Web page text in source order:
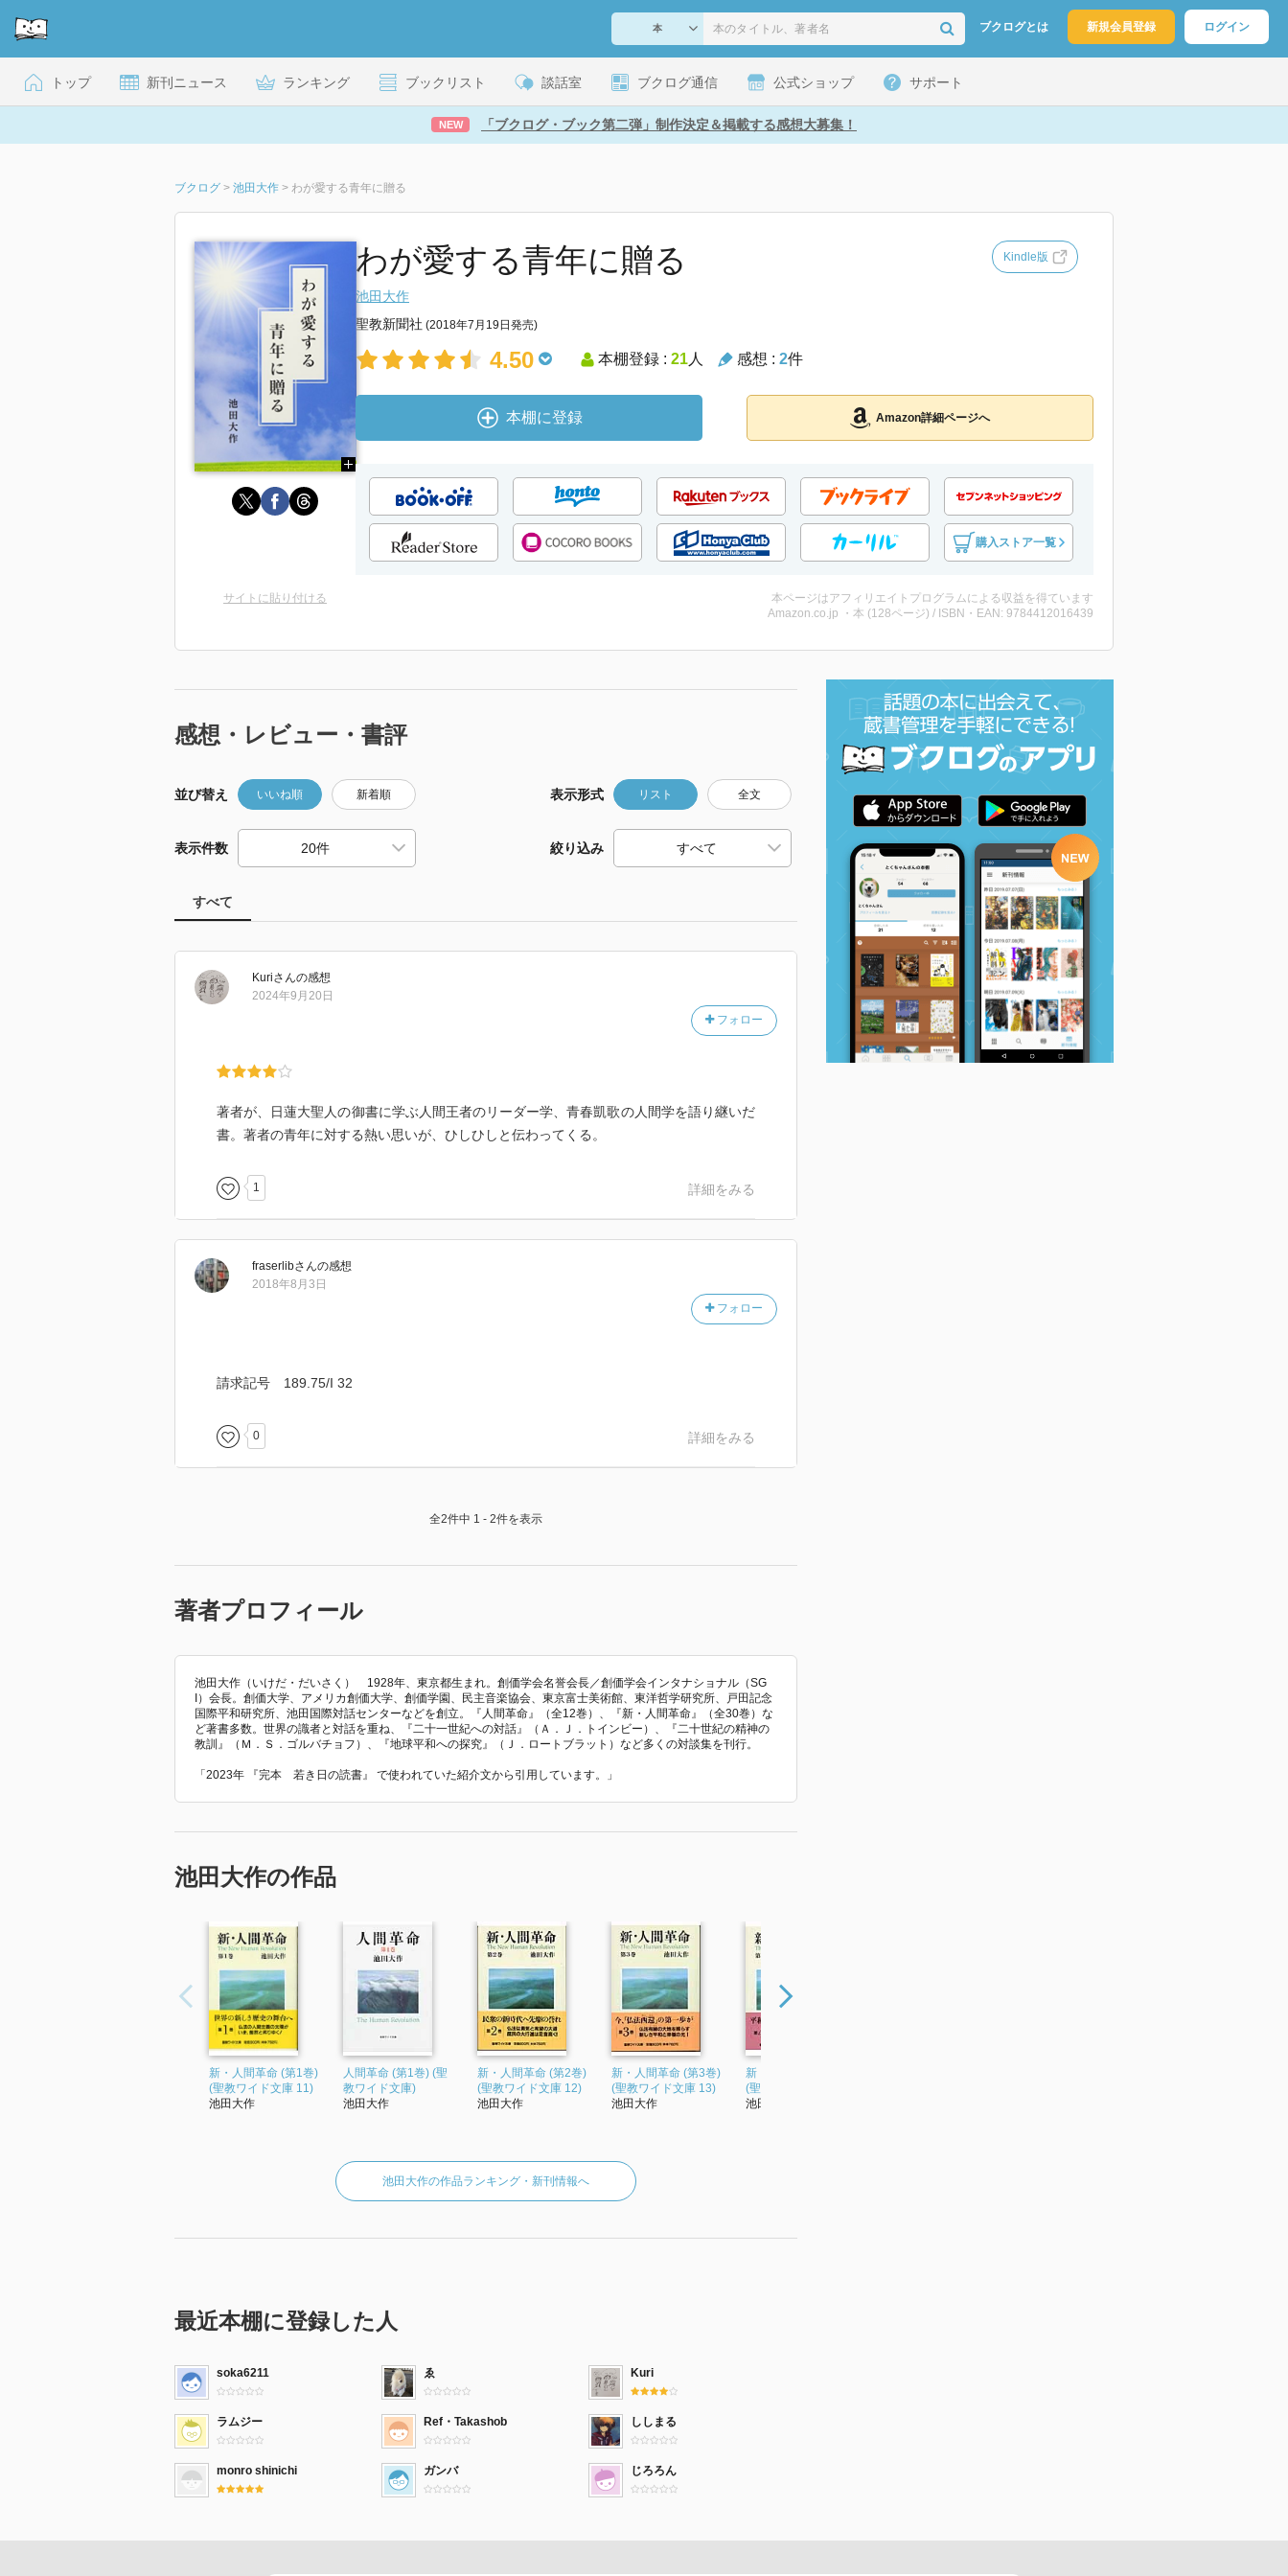
ブクログとは 新規会員登録 ログイン
トップ 新刊ニュース ランキング ブックリスト 談話室 ブクログ通信 公式ショップ サポート
NEW 「ブクログ・ブック第二弾」制作決定＆掲載する感想大募集！
ブクログ > 池田大作 > わが愛する青年に贈る
わが愛する青年に贈る Kindle版
池田大作
聖教新聞社 (2018年7月19日発売)
4.50 本棚登録 : 21人 感想 : 2件
本棚に登録 Amazon詳細ページへ
購入ストア一覧
サイトに貼り付ける
本ページはアフィリエイトプログラムによる収益を得ています
Amazon.co.jp ・本 (128ページ) / ISBN・EAN: 9784412016439
感想・レビュー・書評
並び替え いいね順 新着順 表示形式 リスト 全文
表示件数 絞り込み
すべて
Kuriさんの感想
フォロー
2024年9月20日
著者が、日蓮大聖人の御書に学ぶ人間王者のリーダー学、青春凱歌の人間学を語り継いだ
書。著者の青年に対する熱い思いが、ひしひしと伝わってくる。
1 詳細をみる
fraserlibさんの感想
フォロー
2018年8月3日
請求記号 189.75/I 32
0 詳細をみる
全2件中 1 - 2件を表示
著者プロフィール
池田大作（いけだ・だいさく） 1928年、東京都生まれ。創価学会名誉会長／創価学会インタナショナル（SG
I）会長。創価大学、アメリカ創価大学、創価学園、民主音楽協会、東京富士美術館、東洋哲学研究所、戸田記念
国際平和研究所、池田国際対話センターなどを創立。『人間革命』（全12巻）、『新・人間革命』（全30巻）な
ど著書多数。世界の識者と対話を重ね、『二十一世紀への対話』（Ａ．Ｊ．トインビー）、『二十世紀の精神の
教訓』（Ｍ．Ｓ．ゴルバチョフ）、『地球平和への探究』（Ｊ．ロートブラット）など多くの対談集を刊行。
「2023年 『完本 若き日の読書』 で使われていた紹介文から引用しています。」
池田大作の作品
新・人間革命 (第1巻)
(聖教ワイド文庫 11)
池田大作
人間革命 (第1巻) (聖
教ワイド文庫)
池田大作
新・人間革命 (第2巻)
(聖教ワイド文庫 12)
池田大作
新・人間革命 (第3巻)
(聖教ワイド文庫 13)
池田大作
新・人間革命 (第4巻)
(聖教ワイド文庫 14)
池田大作
池田大作の作品ランキング・新刊情報へ
最近本棚に登録した人
soka6211 ゑ Kuri
ラムジー Ref・Takashob ししまる
monro shinichi ガンバ じろろん